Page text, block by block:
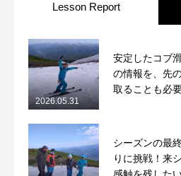
Lesson Report
安定したコブ
の情報を、先
取ることも必
2026.05.31
シーズンの最
りに挑戦！来